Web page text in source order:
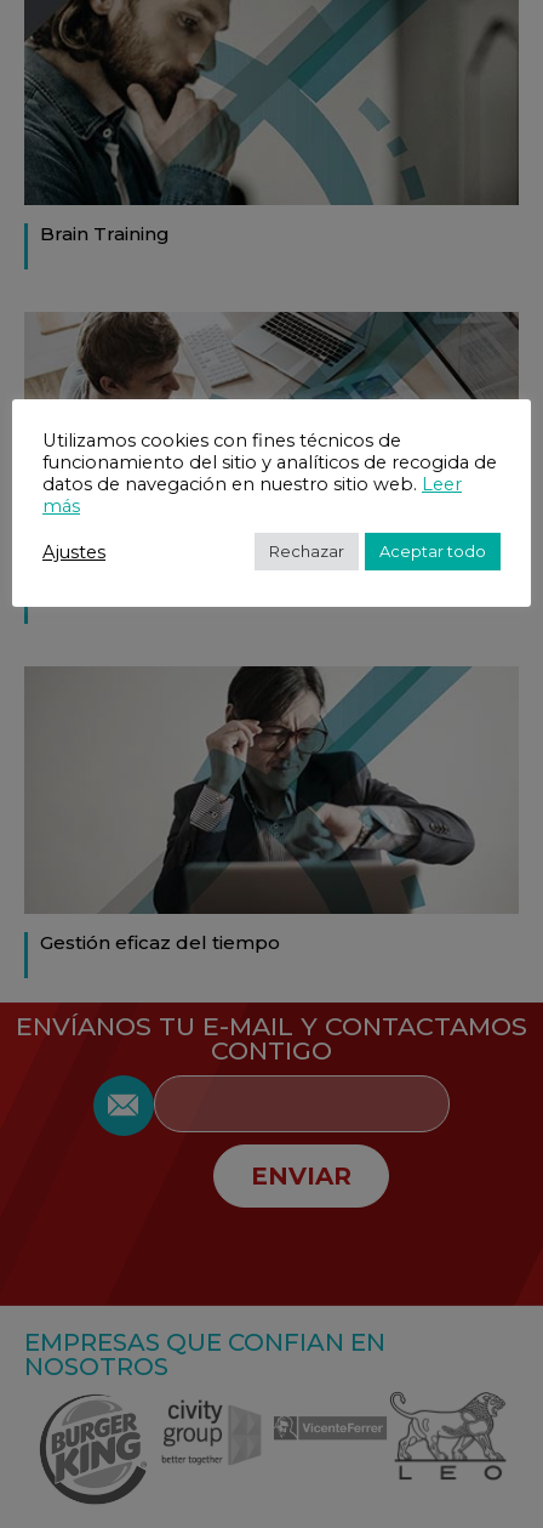
Brain Training
Gestión eficaz del tiempo
ENVÍANOS TU E-MAIL Y CONTACTAMOS
CONTIGO
ENVIAR
EMPRESAS QUE CONFIAN EN
NOSOTROS
Utilizamos cookies con fines técnicos de
funcionamiento del sitio y analíticos de recogida de
datos de navegación en nuestro sitio web. Leer
más
Ajustes Rechazar Aceptar todo